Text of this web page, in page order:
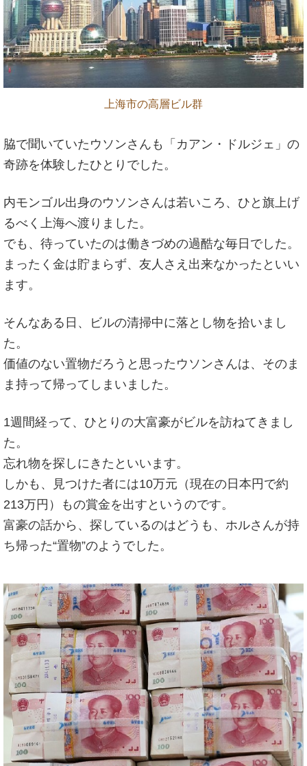
上海市の高層ビル群
脇で聞いていたウソンさんも「カアン・ドルジェ」の
奇跡を体験したひとりでした。
内モンゴル出身のウソンさんは若いころ、ひと旗上げ
るべく上海へ渡りました。
でも、待っていたのは働きづめの過酷な毎日でした。
まったく金は貯まらず、友人さえ出来なかったといい
ます。
そんなある日、ビルの清掃中に落とし物を拾いまし
た。
価値のない置物だろうと思ったウソンさんは、そのま
ま持って帰ってしまいました。
1週間経って、ひとりの大富豪がビルを訪ねてきまし
た。
忘れ物を探しにきたといいます。
しかも、見つけた者には10万元（現在の日本円で約
213万円）もの賞金を出すというのです。
富豪の話から、探しているのはどうも、ホルさんが持
ち帰った“置物”のようでした。